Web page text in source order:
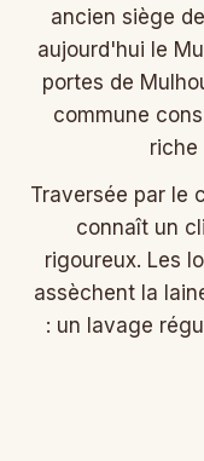
ancien siège
aujourd'hui le
portes de
commune
riche
Traversée par le
connaît un
rigoureux. Les
assèchent la
: un lavage